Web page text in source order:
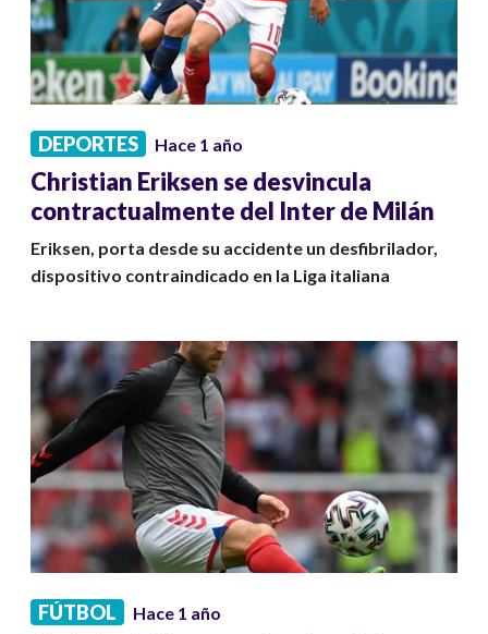
DEPORTES Hace 1 año
Christian Eriksen se desvincula
contractualmente del Inter de Milán
Eriksen, porta desde su accidente un desfibrilador,
dispositivo contraindicado en la Liga italiana
FÚTBOL Hace 1 año